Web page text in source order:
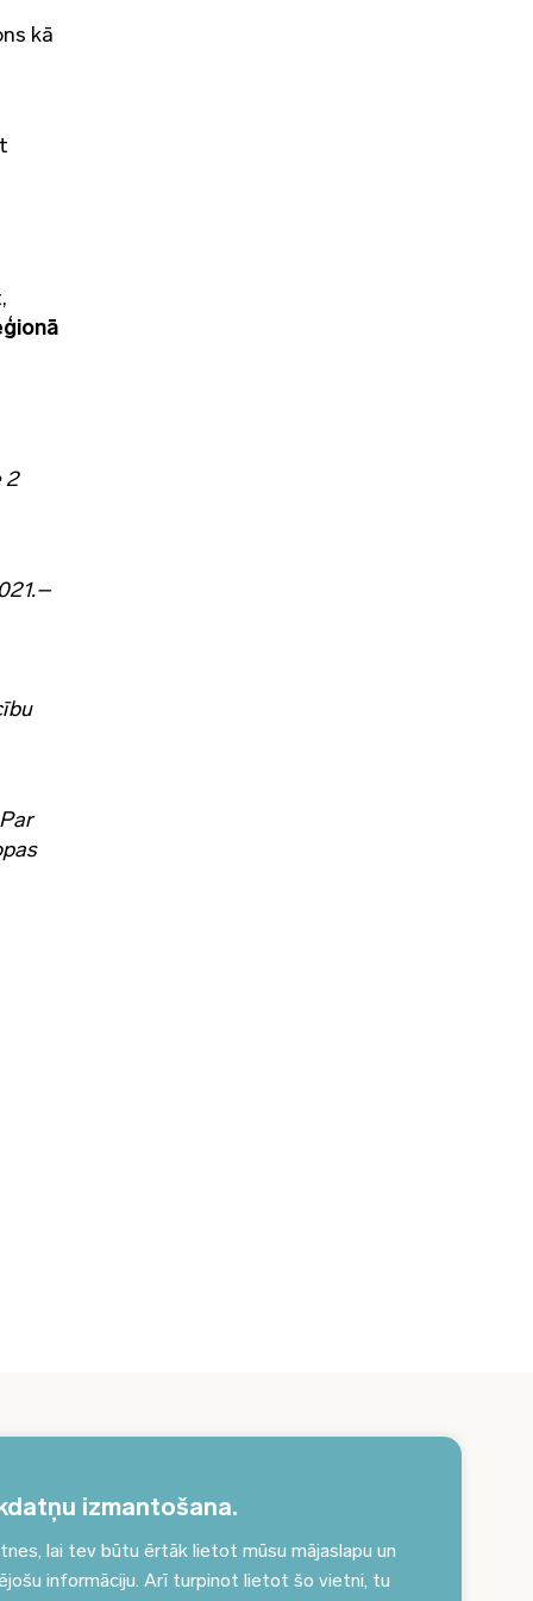
izmantošana.
lai tev būtu ērtāk lietot mūsu mājaslapu un
informāciju. Arī turpinot lietot šo vietni, tu
kā
2
savā e-pastā!
Pieteikties jaunumiem